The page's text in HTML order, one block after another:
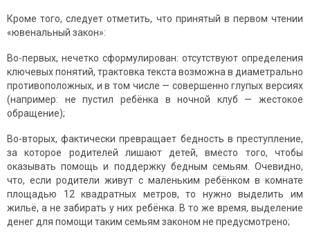
Кроме того, следует отметить, что принятый в первом чтении
«ювенальный закон»:
Во-первых, нечетко сформулирован: отсутствуют определения
ключевых понятий, трактовка текста возможна в диаметрально
противоположных, и в том числе — совершенно глупых версиях
(например: не пустил ребёнка в ночной клуб — жестокое
обращение);
Во-вторых, фактически превращает бедность в преступление,
за которое родителей лишают детей, вместо того, чтобы
оказывать помощь и поддержку бедным семьям. Очевидно,
что, если родители живут с маленьким ребёнком в комнате
площадью 12 квадратных метров, то нужно выделить им
жильё, а не забирать у них ребёнка. В то же время, выделение
денег для помощи таким семьям законом не предусмотрено;